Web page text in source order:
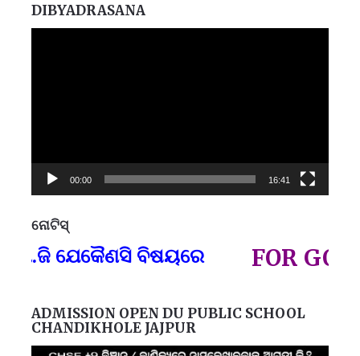
DIBYADRASANA
00:00 16:41
ନୋଟିସ୍
ଯେକୈଣସି ବିଷୟରେ FOR GOVT
ADMISSION OPEN DU PUBLIC SCHOOL
CHANDIKHOLE JAJPUR